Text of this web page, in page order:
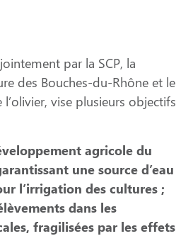
par la SCP, la
des Bouches-du-Rhône et le
vise plusieurs objectifs
agricole du
une source d’eau
l’irrigation des cultures ;
dans les
fragilisées par les effets